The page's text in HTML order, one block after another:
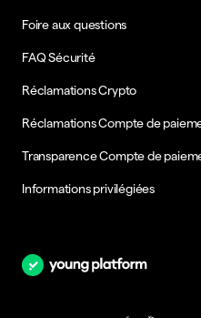
Foire aux questions
FAQ Sécurité
Réclamations Crypto
Réclamations Compte de
Transparence Compte de
Informations privilégiées